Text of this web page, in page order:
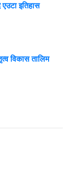
एउटा इतिहास
विकास तालिम
जितेको उत्सव